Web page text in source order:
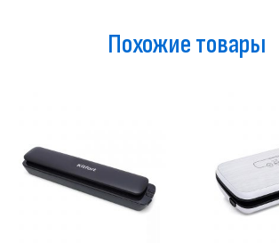
Похожие товары